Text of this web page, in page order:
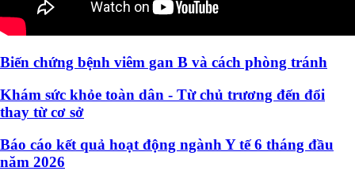
Biến chứng bệnh viêm gan B và cách phòng tránh
Khám sức khỏe toàn dân - Từ chủ trương đến đổi
thay từ cơ sở
Báo cáo kết quả hoạt động ngành Y tế 6 tháng đầu
năm 2026